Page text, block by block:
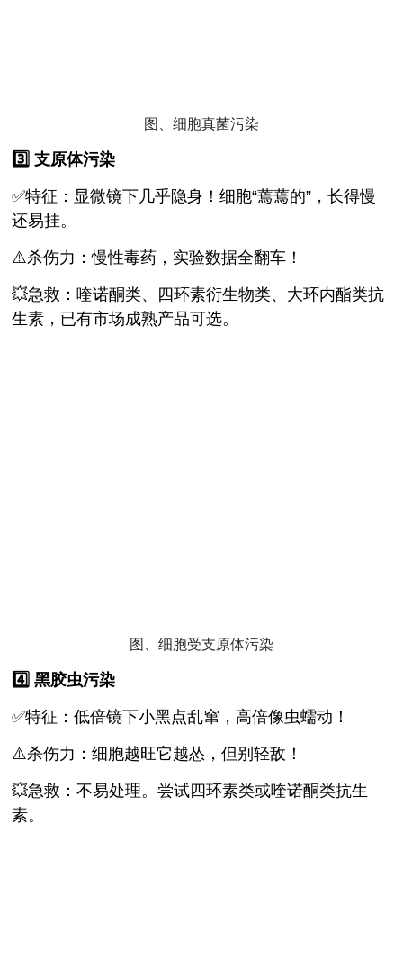
图、细胞真菌污染
3️⃣ 支原体污染
✅特征：显微镜下几乎隐身！细胞“蔫蔫的”，长得慢
还易挂。
⚠️杀伤力：慢性毒药，实验数据全翻车！
💥急救：喹诺酮类、四环素衍生物类、大环内酯类抗
生素，已有市场成熟产品可选。
图、细胞受支原体污染
4️⃣ 黑胶虫污染
✅特征：低倍镜下小黑点乱窜，高倍像虫蠕动！
⚠️杀伤力：细胞越旺它越怂，但别轻敌！
💥急救：不易处理。尝试四环素类或喹诺酮类抗生
素。